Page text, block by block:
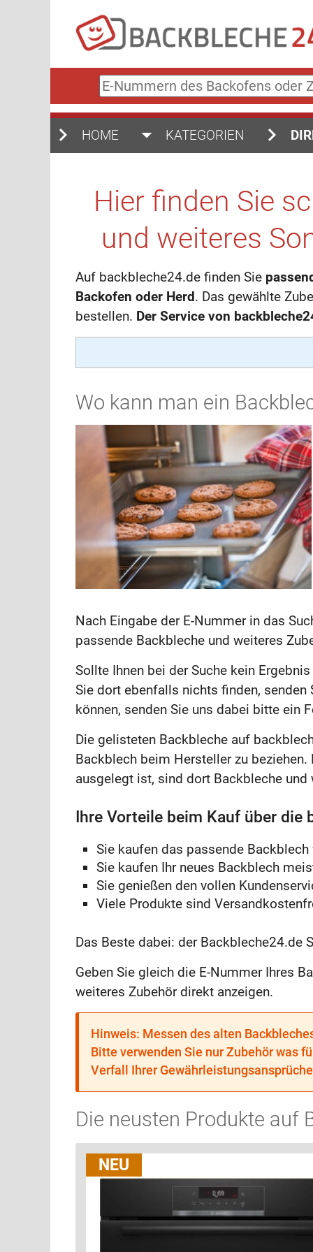
E-
Nummern
des
oder
HOME KATEGORIEN
Hier finden Sie
und weiteres
Auf backbleche24.de finden Sie
Backofen oder Herd. Das gewählte
bestellen. Der Service von
Wo kann man ein
Nach Eingabe der E-Nummer in das
passende Backbleche und weiteres
Sollte Ihnen bei der Suche kein
Sie dort ebenfalls nichts finden,
können, senden Sie uns dabei bitte ein
Die gelisteten Backbleche auf
Backblech beim Hersteller zu
ausgelegt ist, sind dort Backbleche
Ihre Vorteile beim Kauf über
Sie kaufen das passende
Sie kaufen Ihr neues Backblech
Sie genießen den vollen
Viele Produkte sind
Das Beste dabei: der Backbleche24.de
Geben Sie gleich die E-Nummer Ihres
weiteres Zubehör direkt anzeigen.
Hinweis: Messen des alten
Bitte verwenden Sie nur Zubehör was
Verfall Ihrer
Die neusten Produkte auf
NEU